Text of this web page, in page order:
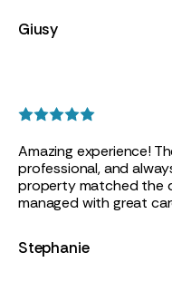
Giusy
Amazing experience!
professional, and
property matched the
managed with great
Stephanie